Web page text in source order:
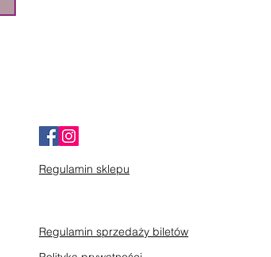
Regulamin sklepu
Regulamin sprzedaży biletów